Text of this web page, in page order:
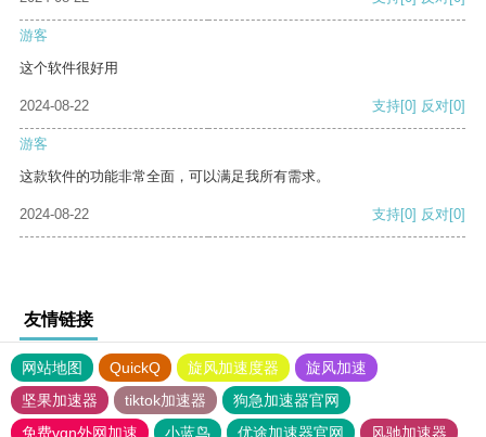
游客
这个软件很好用
2024-08-22 支持[0] 反对[0]
游客
这款软件的功能非常全面，可以满足我所有需求。
2024-08-22 支持[0] 反对[0]
友情链接
网站地图 QuickQ 旋风加速度器
旋风加速
坚果加速器
tiktok加速器
狗急加速器官网
免费vqn外网加速
小蓝鸟 优途加速器官网 风驰加速器